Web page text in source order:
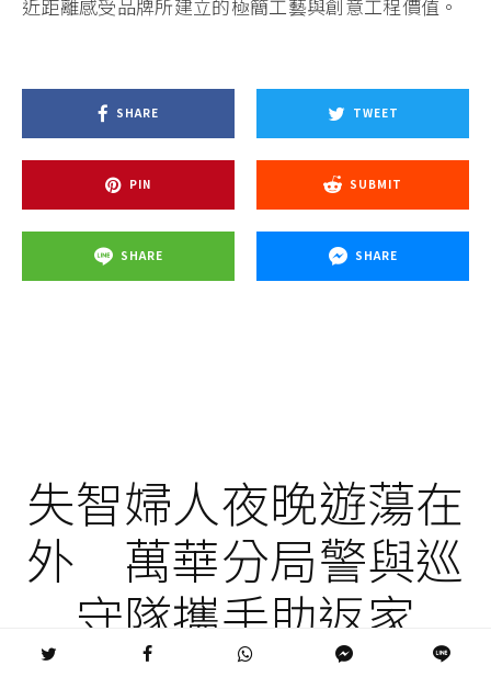
近距離感受品牌所建立的極簡工藝與創意工程價值。
SHARE TWEET
PIN SUBMIT
SHARE SHARE
失智婦人夜晚遊蕩在
外 萬華分局警與巡
守隊攜手助返家
失智婦人夜晚遊蕩在外 萬華分局警與巡守隊攜手